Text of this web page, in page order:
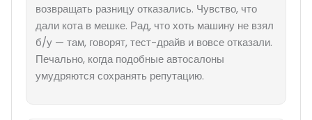
возвращать разницу отказались. Чувство, что
дали кота в мешке. Рад, что хоть машину не взял
б/у — там, говорят, тест-драйв и вовсе отказали.
Печально, когда подобные автосалоны
умудряются сохранять репутацию.